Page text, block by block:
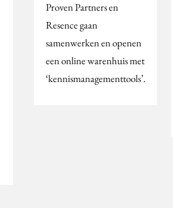
Proven Partners en
Resence gaan
samenwerken en openen
een online warenhuis met
‘kennismanagementtools’.